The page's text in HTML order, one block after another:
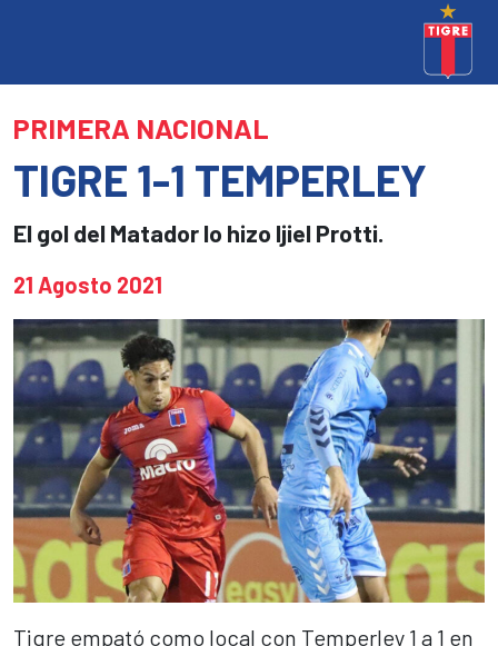
PRIMERA NACIONAL
TIGRE 1-1 TEMPERLEY
El gol del Matador lo hizo Ijiel Protti.
21 Agosto 2021
Tigre empató como local con Temperley 1 a 1 en